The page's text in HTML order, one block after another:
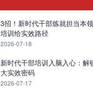
3招！新时代干部炼就担当本
培训给实效路径
2026-07-18
新时代干部培训入脑入心：解
大实效密码
2026-07-17